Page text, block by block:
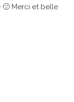
🙂 Merci et belle